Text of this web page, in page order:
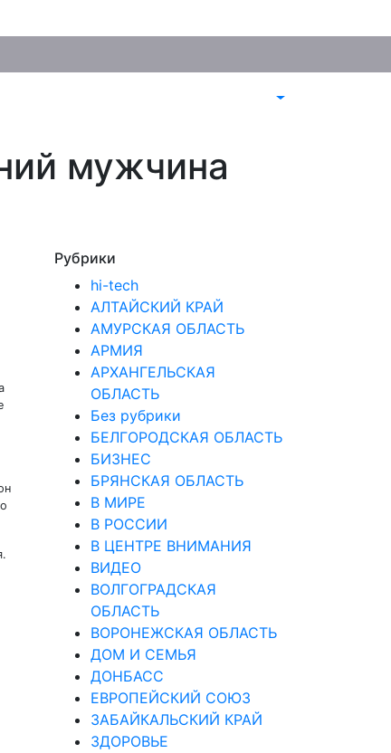
мужчина
Рубрики
hi-tech
АЛТАЙСКИЙ КРАЙ
АМУРСКАЯ ОБЛАСТЬ
АРМИЯ
АРХАНГЕЛЬСКАЯ
ОБЛАСТЬ
Без рубрики
БЕЛГОРОДСКАЯ ОБЛАСТЬ
БИЗНЕС
БРЯНСКАЯ ОБЛАСТЬ
В МИРЕ
В РОССИИ
В ЦЕНТРЕ ВНИМАНИЯ
ВИДЕО
ВОЛГОГРАДСКАЯ
ОБЛАСТЬ
ВОРОНЕЖСКАЯ ОБЛАСТЬ
ДОМ И СЕМЬЯ
ДОНБАСС
ЕВРОПЕЙСКИЙ СОЮЗ
ЗАБАЙКАЛЬСКИЙ КРАЙ
ЗДОРОВЬЕ